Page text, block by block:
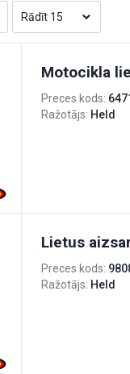
Motocikla
Preces kods:
Ražotājs: Held
Lietus
Preces kods:
Ražotājs: Held